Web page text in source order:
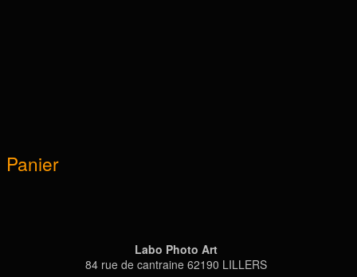
Panier
Labo Photo Art
84 rue de cantraine 62190 LILLERS